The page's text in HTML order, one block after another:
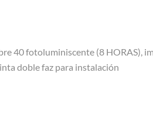
40 fotoluminiscente (8 HORAS),
doble faz para instalación